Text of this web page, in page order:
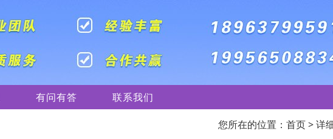
有问有答 联系我们
您所在的位置： 首页> 详